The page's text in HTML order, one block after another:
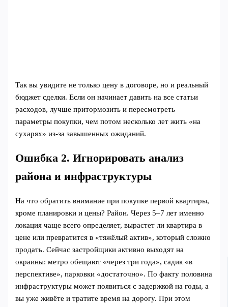
Так вы увидите не только цену в договоре, но и реальный
бюджет сделки. Если он начинает давить на все статьи
расходов, лучше притормозить и пересмотреть
параметры покупки, чем потом несколько лет жить «на
сухарях» из‑за завышенных ожиданий.
Ошибка 2. Игнорировать анализ
района и инфраструктуры
На что обратить внимание при покупке первой квартиры,
кроме планировки и цены? Район. Через 5–7 лет именно
локация чаще всего определяет, вырастет ли квартира в
цене или превратится в «тяжёлый актив», который сложно
продать. Сейчас застройщики активно выходят на
окраины: метро обещают «через три года», садик «в
перспективе», парковки «достаточно». По факту половина
инфраструктуры может появиться с задержкой на годы, а
вы уже живёте и тратите время на дорогу. При этом